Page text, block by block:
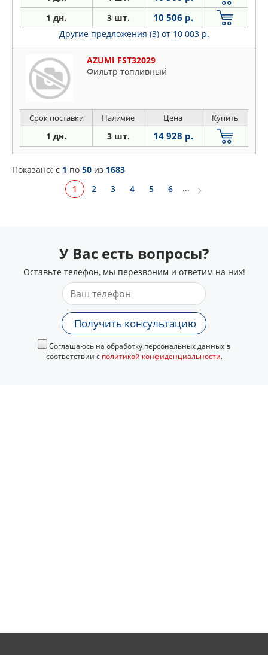
1 дн. 3 шт. 10 506 р.
Другие предложения (3) от 10 003 р.
AZUMI FST32029
Фильтр топливный
Срок поставки Наличие Цена Купить
1 дн. 3 шт. 14 928 р.
Показано: c 1 по 50 из 1683
1
2 3 4 5 6 ...
У Вас есть вопросы?
Оставьте телефон, мы перезвоним и ответим на них!
Получить консультацию
Соглашаюсь на обработку персональных данных в
соответствии с политикой конфиденциальности.